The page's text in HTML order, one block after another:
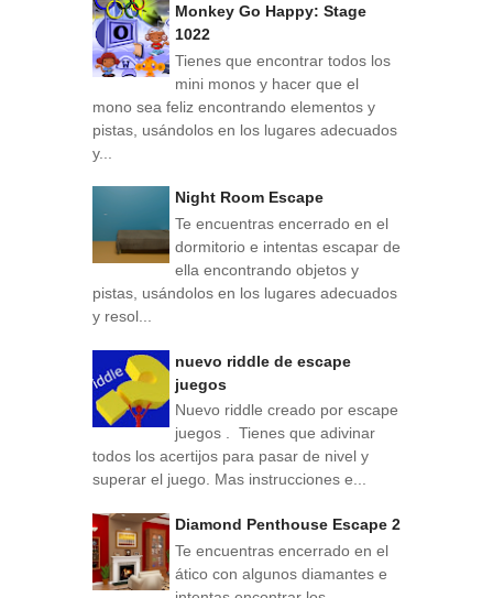
Monkey Go Happy: Stage
1022
Tienes que encontrar todos los
mini monos y hacer que el
mono sea feliz encontrando elementos y
pistas, usándolos en los lugares adecuados
y...
Night Room Escape
Te encuentras encerrado en el
dormitorio e intentas escapar de
ella encontrando objetos y
pistas, usándolos en los lugares adecuados
y resol...
nuevo riddle de escape
juegos
Nuevo riddle creado por escape
juegos . Tienes que adivinar
todos los acertijos para pasar de nivel y
superar el juego. Mas instrucciones e...
Diamond Penthouse Escape 2
Te encuentras encerrado en el
ático con algunos diamantes e